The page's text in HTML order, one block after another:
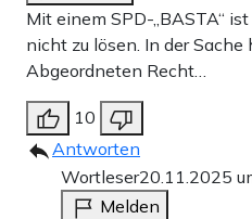
Mit einem SPD-„BASTA“
nicht zu lösen. In der
Abgeordneten Recht…
10
Antworten
Wortleser20.11.2025
Melden